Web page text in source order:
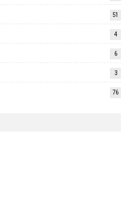
51
4
6
3
76